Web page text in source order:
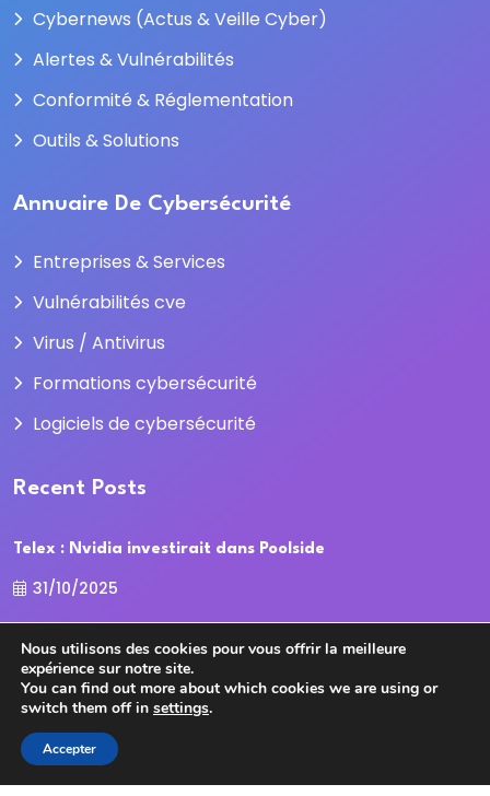
Cybernews (Actus & Veille Cyber)
Alertes & Vulnérabilités
Conformité & Réglementation
Outils & Solutions
Annuaire De Cybersécurité
Entreprises & Services
Vulnérabilités cve
Virus / Antivirus
Formations cybersécurité
Logiciels de cybersécurité
Recent Posts
Telex : Nvidia investirait dans Poolside
31/10/2025
La Cour des comptes recadre la
31/10/2025
Nous utilisons des cookies pour vous offrir la meilleure
expérience sur notre site.
You can find out more about which cookies we are using or
switch them off in settings.
Accepter